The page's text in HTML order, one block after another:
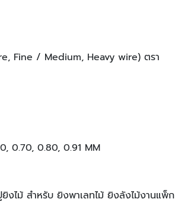
Fine / Medium, Heavy wire) ตรา
0.70, 0.80, 0.91 MM
ไม้ สำหรับ ยิงพาเลทไม้ ยิงลังไม้งานแพ็ก